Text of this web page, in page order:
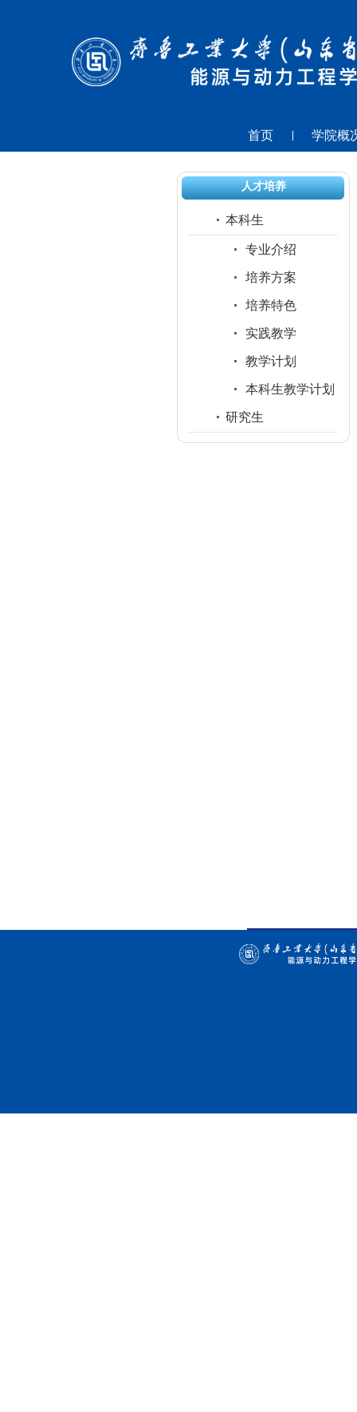
首页 学院概
人才培养
本科生
专业介绍
培养方案
培养特色
实践教学
教学计划
本科生教学计划
研究生